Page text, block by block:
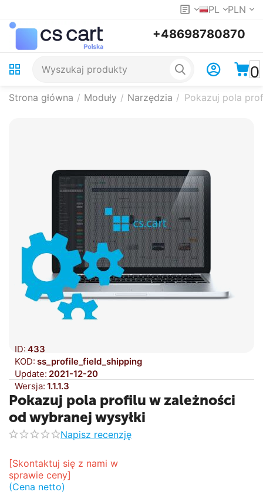
PL PLN
+48698780870
0
Strona główna / Moduły / Narzędzia / Pokazuj pola
ID: 433
KOD: ss_profile_field_shipping
Update: 2021-12-20
Wersja: 1.1.1.3
Pokazuj pola profilu w zależności
od wybranej wysyłki
Napisz recenzję
[Skontaktuj się z nami w
sprawie ceny]
(Cena netto)